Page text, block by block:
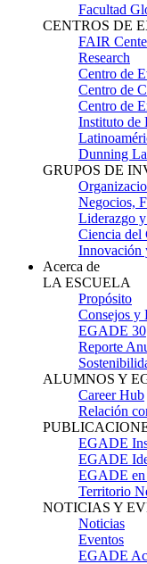
Facultad
CENTROS DE
FAIR
Research
Centro de
Centro de
Centro de
Instituto de
Dunning
GRUPOS DE
Negocios,
Liderazgo
Ciencia del
Innovación
Acerca de
LA ESCUELA
Propósito
Consejos y
EGADE 30
Reporte
ALUMNOS Y
Career Hub
Relación
EGADE
EGADE
EGADE en
Territorio
NOTICIAS Y
Noticias
Eventos
EGADE